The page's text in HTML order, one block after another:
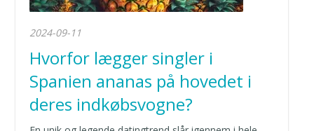
2024-09-11
Hvorfor lægger singler i
Spanien ananas på hovedet i
deres indkøbsvogne?